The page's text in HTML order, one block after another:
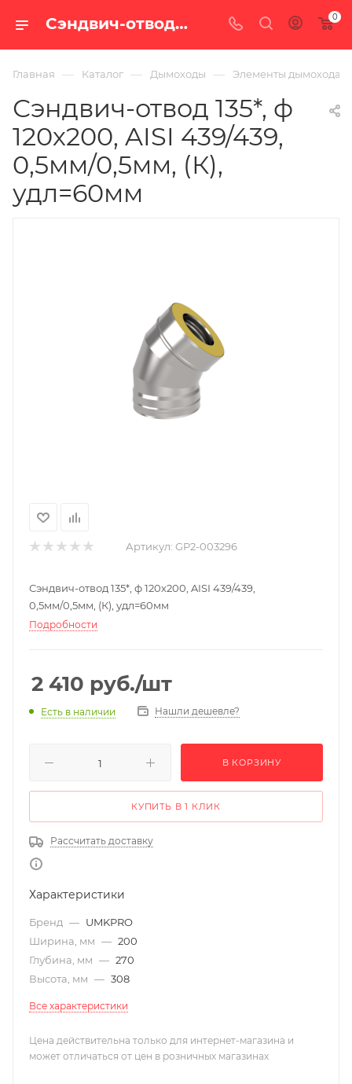
Сэндвич-отвод 135*, ф 120х200, AISI 439/439, 0,5мм/0,5мм, (К), удл=60мм — купить в Екатеринбурге по цене 2 410 руб. в интернет-магазине «100 печей.ру» 0
Главная — Каталог — Дымоходы — Элементы дымохода
Сэндвич-отвод 135*, ф
120х200, AISI 439/439,
0,5мм/0,5мм, (К),
удл=60мм
Артикул: GP2-003296
Сэндвич-отвод 135*, ф 120х200, AISI 439/439,
0,5мм/0,5мм, (К), удл=60мм
Подробности
2 410 руб./шт
Есть в наличии Нашли дешевле?
В КОРЗИНУ
КУПИТЬ В 1 КЛИК
Рассчитать доставку
Характеристики
Бренд — UMKPRO
Ширина, мм — 200
Глубина, мм — 270
Высота, мм — 308
Все характеристики
Цена действительна только для интернет-магазина и
может отличаться от цен в розничных магазинах